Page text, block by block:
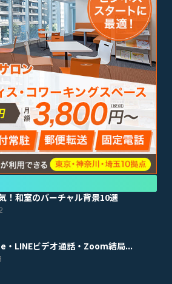
！和室のバーチャル背景10選
・LINEビデオ通話・Zoom結局...